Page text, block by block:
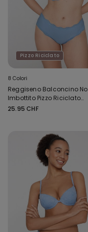
Pizzo Riciclato
8 Colori
Reggiseno Balconcino
Imbottito Pizzo Riciclato
Paris
25.95 CHF